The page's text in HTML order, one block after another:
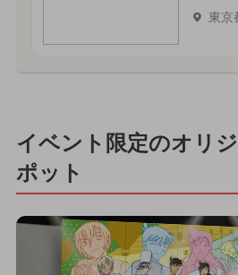
東京
イベント限定のオリ
ポット